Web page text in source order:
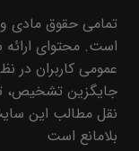
تمامی حقوق مادی
است. محتوای ارائه
عمومی کاربران در
جایگزین تشخیص،
نقل مطالب این
بلامانع است